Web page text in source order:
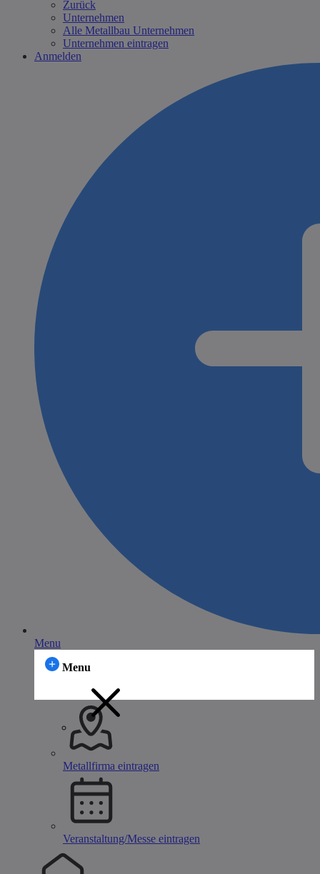
Zurück
Unternehmen
Alle Metallbau Unternehmen
Unternehmen eintragen
Anmelden
Menu
Menu
Metallfirma eintragen
Veranstaltung/Messe eintragen